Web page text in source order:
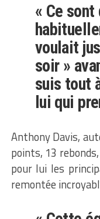
« Ce
voulait
soir »
suis tout
lui qui
Anthony Davis,
points, 13
pour lui les
remontée